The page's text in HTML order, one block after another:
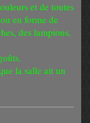
et de toutes
en forme de
des lampions,
la salle ait un